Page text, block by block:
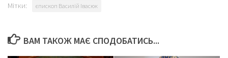
Мітки: єпископ Василій Івасюк
ВАМ ТАКОЖ МАЄ СПОДОБАТИСЬ...